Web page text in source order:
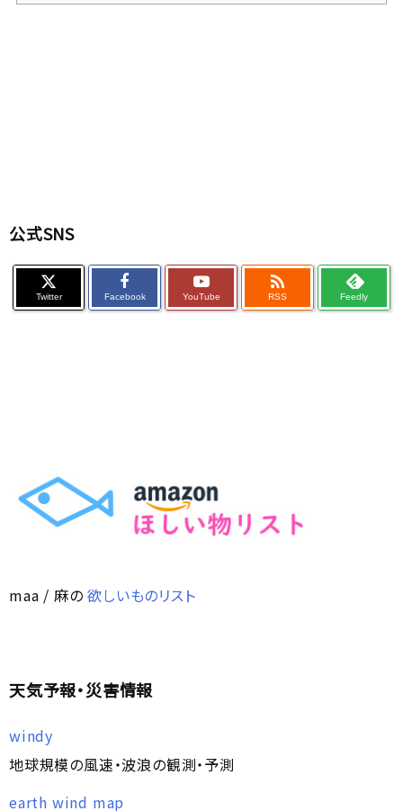
公式SNS
Twitter Facebook YouTube

RSS Feedly
maa / 麻の欲しいものリスト
天気予報・災害情報
windy
地球規模の風速・波浪の観測・予測
earth wind map